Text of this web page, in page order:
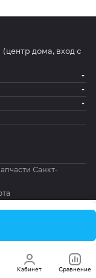
Кабинет Сравнение
(центр дома, вход с
Санкт-